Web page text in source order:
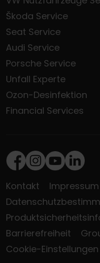
Škoda Service
Seat Service
Audi Service
Porsche Service
Unfall Experte
Ozon-Desinfektion
Financial Services
Facebook
Instagram
Youtube
LinkedIn
Kontakt
Impressum
Barrierefreiheit
Cookie-Einstellungen